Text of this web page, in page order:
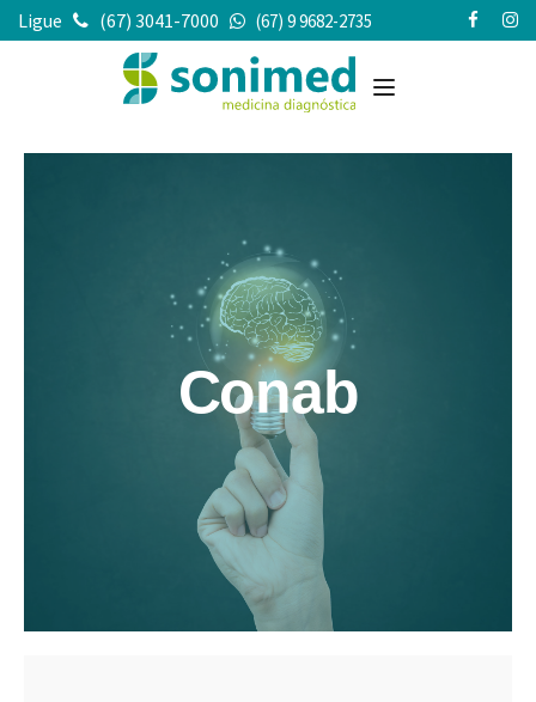
Ligue (67) 3041-7000 (67) 9 9682-2735
Conab